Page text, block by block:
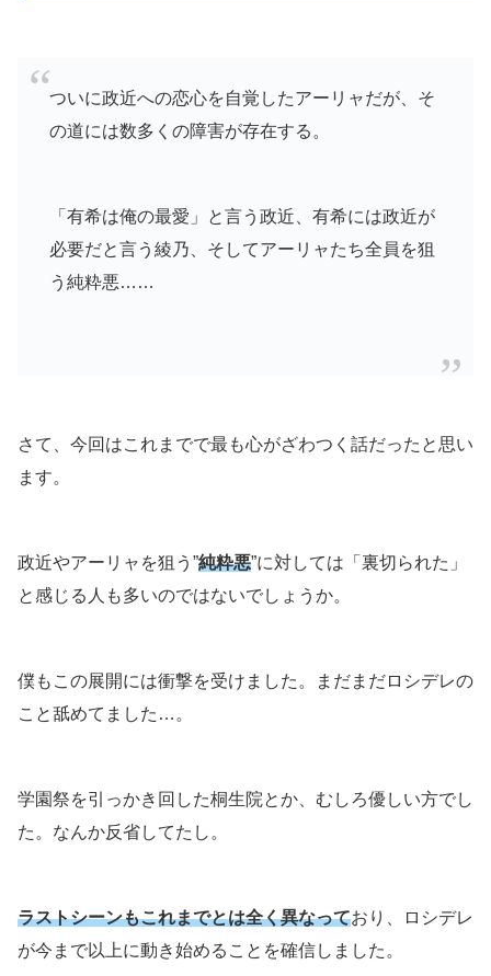
ついに政近への恋心を自覚したアーリャだが、そ
の道には数多くの障害が存在する。
「有希は俺の最愛」と言う政近、有希には政近が
必要だと言う綾乃、そしてアーリャたち全員を狙
う純粋悪……
さて、今回はこれまでで最も心がざわつく話だったと思い
ます。
政近やアーリャを狙う”純粋悪”に対しては「裏切られた」
と感じる人も多いのではないでしょうか。
僕もこの展開には衝撃を受けました。まだまだロシデレの
こと舐めてました…。
学園祭を引っかき回した桐生院とか、むしろ優しい方でし
た。なんか反省してたし。
ラストシーンもこれまでとは全く異なっており、ロシデレ
が今まで以上に動き始めることを確信しました。